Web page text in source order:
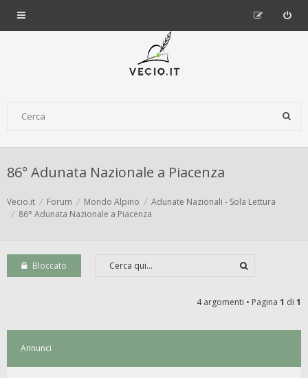
86° Adunata Nazionale a Piacenza
Vecio.it Forum Mondo Alpino
Adunate Nazionali - Sola Lettura
86° Adunata Nazionale a Piacenza
Bloccato
4 argomenti • Pagina 1 di 1
Annunci